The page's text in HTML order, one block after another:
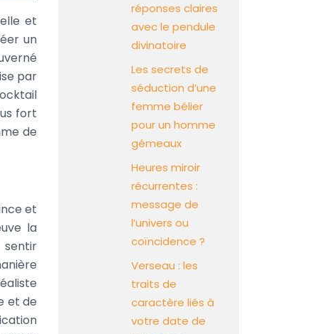
et
un
par
fort
de
et
la
sentir
et de
réponses claires
avec le pendule
divinatoire
Les secrets de
séduction d’une
femme bélier
pour un homme
gémeaux
Heures miroir
récurrentes :
message de
l’univers ou
coïncidence ?
Verseau : les
traits de
caractère liés à
votre date de